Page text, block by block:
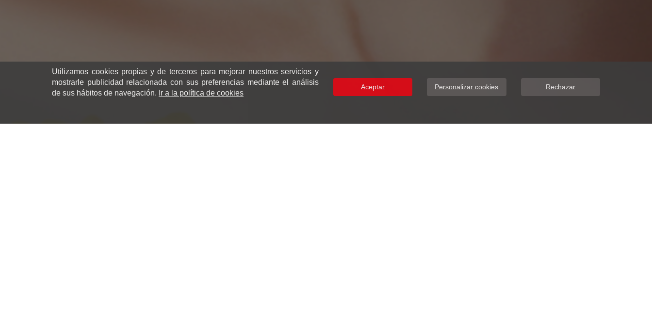
Utilizamos cookies propias y de terceros para mejorar nuestros servicios y
mostrarle publicidad relacionada con sus preferencias mediante el análisis
de sus hábitos de navegación. Ir a la política de cookies
Aceptar Personalizar cookies Rechazar